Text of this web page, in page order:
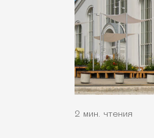
2 мин. чтения